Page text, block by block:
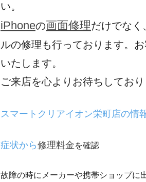
い。
iPhoneの画面修理だけでなく
ルの修理も行っております。
いたします。
ご来店を心よりお待ちしており
スマートクリアイオン栄町店の情
症状から修理料金を確認
故障の時にメーカーや携帯ショップに